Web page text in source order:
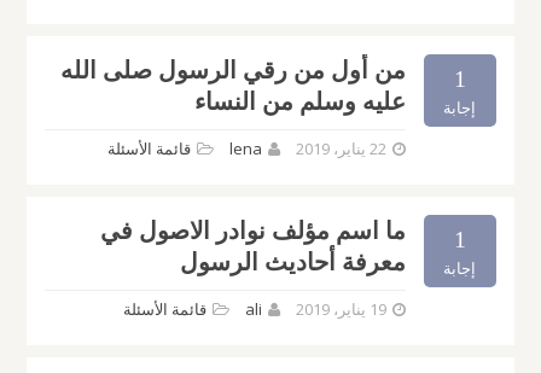
1
إجابة
من أول من رقي الرسول صلى الله
عليه وسلم من النساء
22 يناير، 2019 lena قائمة الأسئلة
1
إجابة
ما اسم مؤلف نوادر الاصول في
معرفة أحاديث الرسول
19 يناير، 2019 ali قائمة الأسئلة